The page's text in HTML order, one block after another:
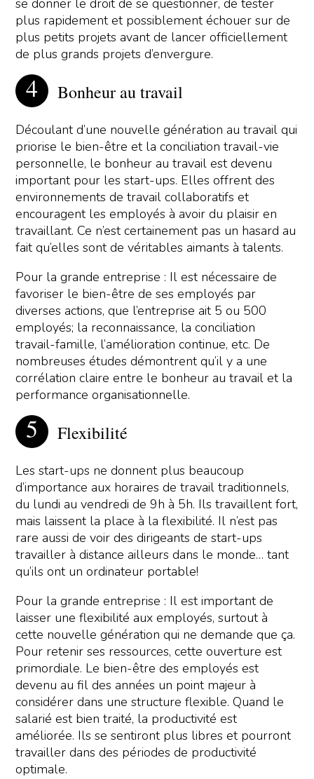
se donner le droit de se questionner, de tester
plus rapidement et possiblement échouer sur de
plus petits projets avant de lancer officiellement
de plus grands projets d’envergure.
Bonheur au travail
Découlant d’une nouvelle génération au travail qui
priorise le bien-être et la conciliation travail-vie
personnelle, le bonheur au travail est devenu
important pour les start-ups. Elles offrent des
environnements de travail collaboratifs et
encouragent les employés à avoir du plaisir en
travaillant. Ce n’est certainement pas un hasard au
fait qu’elles sont de véritables aimants à talents.
Pour la grande entreprise : Il est nécessaire de
favoriser le bien-être de ses employés par
diverses actions, que l’entreprise ait 5 ou 500
employés; la reconnaissance, la conciliation
travail-famille, l’amélioration continue, etc. De
nombreuses études démontrent qu’il y a une
corrélation claire entre le bonheur au travail et la
performance organisationnelle.
Flexibilité
Les start-ups ne donnent plus beaucoup
d’importance aux horaires de travail traditionnels,
du lundi au vendredi de 9h à 5h. Ils travaillent fort,
mais laissent la place à la flexibilité. Il n’est pas
rare aussi de voir des dirigeants de start-ups
travailler à distance ailleurs dans le monde… tant
qu’ils ont un ordinateur portable!
Pour la grande entreprise : Il est important de
laisser une flexibilité aux employés, surtout à
cette nouvelle génération qui ne demande que ça.
Pour retenir ses ressources, cette ouverture est
primordiale. Le bien-être des employés est
devenu au fil des années un point majeur à
considérer dans une structure flexible. Quand le
salarié est bien traité, la productivité est
améliorée. Ils se sentiront plus libres et pourront
travailler dans des périodes de productivité
optimale.